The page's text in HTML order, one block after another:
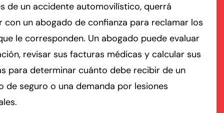
de un accidente automovilístico, querrá
con un abogado de confianza para reclamar los
le corresponden. Un abogado puede evaluar
revisar sus facturas médicas y calcular sus
para determinar cuánto debe recibir de un
de seguro o una demanda por lesiones
8:30 AM – 5:00 PM
8:30 AM – 5:00 PM
Closed
Closed
8:30 AM – 5:00 PM
8:30 AM – 5:00 PM
Closed
Closed